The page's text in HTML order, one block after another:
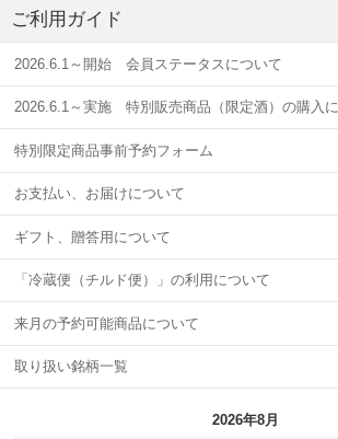
ご利用ガイド
2026.6.1～開始 会員ステータスについて
2026.6.1～実施 特別販売商品（限定酒）の購入
特別限定商品事前予約フォーム
お支払い、お届けについて
ギフト、贈答用について
「冷蔵便（チルド便）」の利用について
来月の予約可能商品について
取り扱い銘柄一覧
2026年8月